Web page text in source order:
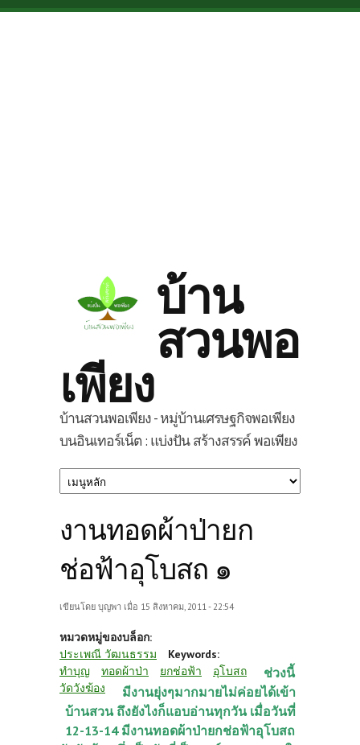
Skip to main content
บ้าน
สวนพอ
เพียง
บ้านสวนพอเพียง - หมู่บ้านเศรษฐกิจพอเพียง
บนอินเทอร์เน็ต : แบ่งปัน สร้างสรรค์ พอเพียง
งานทอดผ้าป่ายก
ช่อฟ้าอุโบสถ ๑
เขียนโดย บุญพา เมื่อ 15 สิงหาคม, 2011 - 22:54
หมวดหมู่ของบล็อก:
ประเพณี วัฒนธรรม
Keywords:
ทำบุญ
ทอดผ้าป่า ยกช่อฟ้า
อุโบสถ
วัดวังฆ้อง
ช่วงนี้
มีงานยุ่งๆมากมายไม่ค่อยได้เข้า
บ้านสวน ถึงยังไงก็แอบอ่านทุกวัน เมื่อวันที่
12-13-14 มีงานทอดผ้าป่ายกช่อฟ้าอุโบสถ